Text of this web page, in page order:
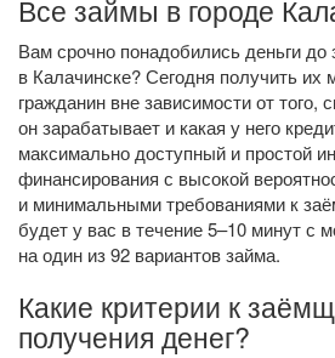
Все займы в городе
Вам срочно понадобились деньги до
в Калачинске? Сегодня получить
гражданин вне зависимости от того,
он зарабатывает и какая у него
максимально доступный и простой
финансирования с высокой
и минимальными требованиями к
будет у вас в течение 5–10 минут с
на один из 92 вариантов займа.
Какие критерии к
получения денег?